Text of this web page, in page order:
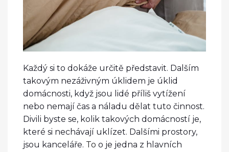
Každý si to dokáže určitě představit. Dalším
takovým nezáživným úklidem je úklid
domácnosti, když jsou lidé příliš vytížení
nebo nemají čas a náladu dělat tuto činnost.
Divili byste se, kolik takových domácností je,
které si nechávají uklízet. Dalšími prostory,
jsou kanceláře. To o je jedna z hlavních